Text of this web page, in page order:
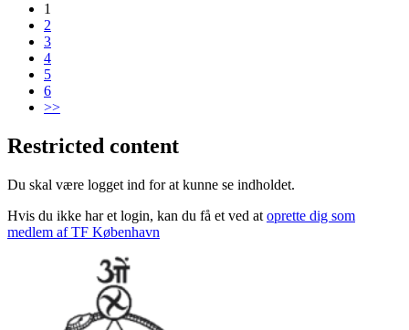
1
2
3
4
5
6
>>
Restricted content
Du skal være logget ind for at kunne se indholdet.
Hvis du ikke har et login, kan du få et ved at oprette dig som
medlem af TF København